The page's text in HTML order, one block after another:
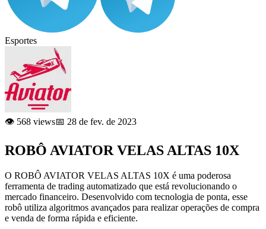
Esportes
👁️ 568 views📅 28 de fev. de 2023
ROBÔ AVIATOR VELAS ALTAS 10X
O ROBÔ AVIATOR VELAS ALTAS 10X é uma poderosa
ferramenta de trading automatizado que está revolucionando o
mercado financeiro. Desenvolvido com tecnologia de ponta, esse
robô utiliza algoritmos avançados para realizar operações de compra
e venda de forma rápida e eficiente.